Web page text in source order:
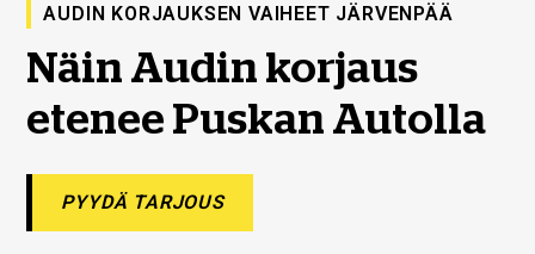
AUDIN KORJAUKSEN VAIHEET JÄRVENPÄÄ
Näin Audin korjaus
etenee Puskan Autolla
PYYDÄ TARJOUS